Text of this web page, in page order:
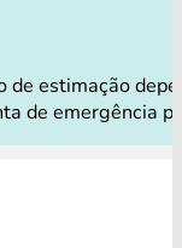
estimação
de emergência